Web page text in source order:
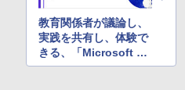
教育関係者が議論し、
実践を共有し、体験で
きる、「Microsoft Ed
ucation Day Tokyo 2